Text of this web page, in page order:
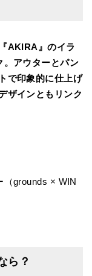
AKIRA』のイラ
。アウターとパン
で印象的に仕上げ
ザインともリンク
（grounds × WIN
ら？